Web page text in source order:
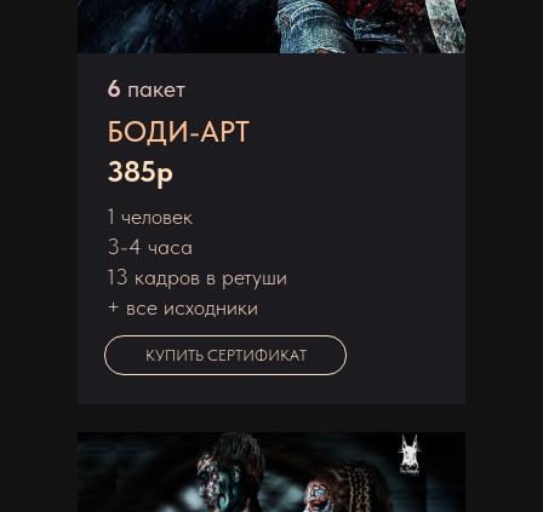
385р
6 пакет
КУПИТЬ СЕРТИФИКАТ
БОДИ-АРТ
1 человек
3-4 часа
13 кадров в ретуши
+ все исходники